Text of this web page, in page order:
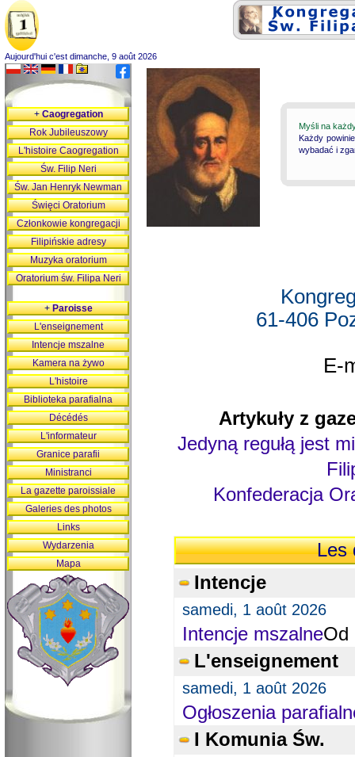
Aujourd'hui c'est dimanche, 9 août 2026
Myśli na
Każdy
wybadać i
61-406
E-
Artykuły z
Jedyną regułą jest
Konfederacja
Les
Intencje
samedi, 1 août 2026
Intencje mszalneOd
L'enseignement
samedi, 1 août 2026
Ogłoszenia
I Komunia Św.
+Caogregation
Rok Jubileuszowy
L'histoire Caogregation
Św. Filip Neri
Św. Jan Henryk Newman
Święci Oratorium
Członkowie kongregacji
Filipińskie adresy
Muzyka oratorium
Oratorium św. Filipa Neri
+Paroisse
L'enseignement
Intencje mszalne
Kamera na żywo
L'histoire
Biblioteka parafialna
Décédés
L'informateur
Granice parafii
Ministranci
La gazette paroissiale
Galeries des photos
Links
Wydarzenia
Mapa